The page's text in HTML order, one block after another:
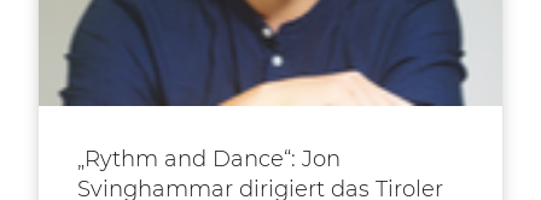
„Rythm and Dance“: Jon
Svinghammar dirigiert das Tiroler